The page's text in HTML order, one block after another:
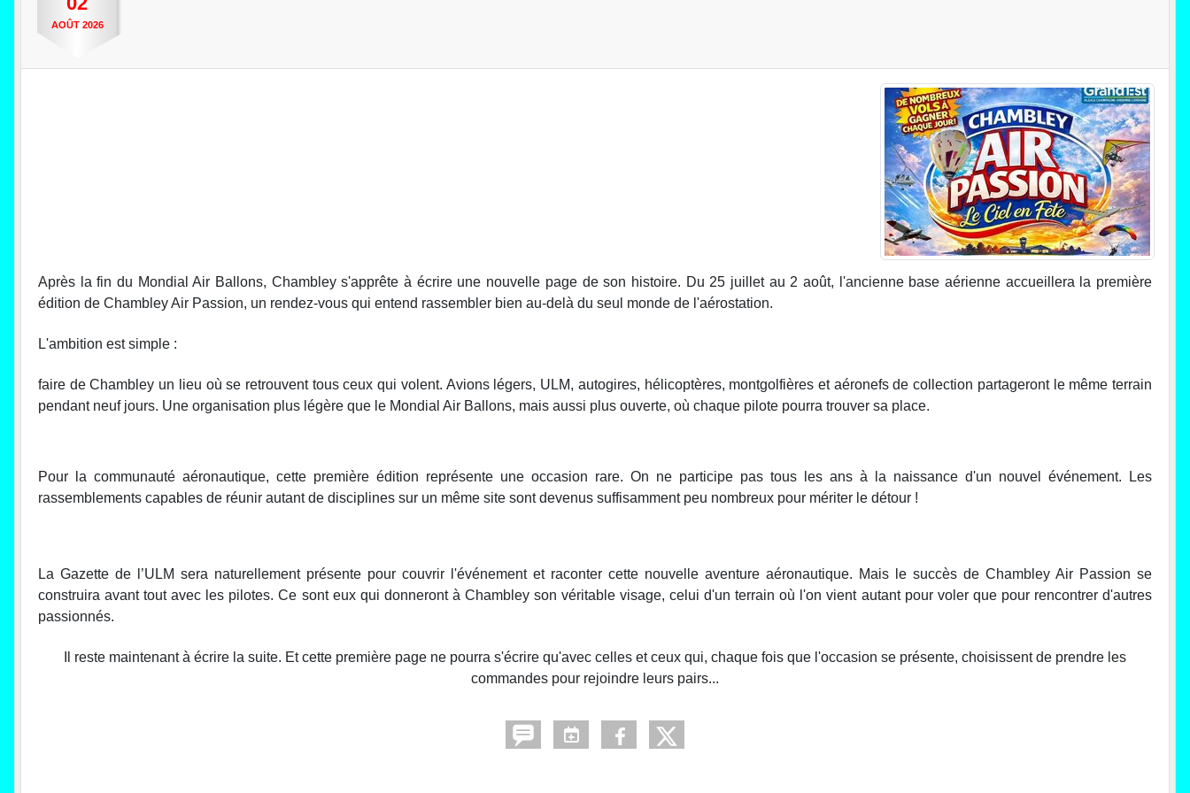
AOÛT 2026
Après la fin du Mondial Air Ballons, Chambley s'apprête à écrire une nouvelle page de son histoire. Du 25 juillet au 2 août, l'ancienne base aérienne accueillera la première
édition de Chambley Air Passion, un rendez-vous qui entend rassembler bien au-delà du seul monde de l'aérostation.
L'ambition est simple :
faire de Chambley un lieu où se retrouvent tous ceux qui volent. Avions légers, ULM, autogires, hélicoptères, montgolfières et aéronefs de collection partageront le même terrain
pendant neuf jours. Une organisation plus légère que le Mondial Air Ballons, mais aussi plus ouverte, où chaque pilote pourra trouver sa place.
Pour la communauté aéronautique, cette première édition représente une occasion rare. On ne participe pas tous les ans à la naissance d'un nouvel événement. Les
rassemblements capables de réunir autant de disciplines sur un même site sont devenus suffisamment peu nombreux pour mériter le détour !
La Gazette de l’ULM sera naturellement présente pour couvrir l'événement et raconter cette nouvelle aventure aéronautique. Mais le succès de Chambley Air Passion se
construira avant tout avec les pilotes. Ce sont eux qui donneront à Chambley son véritable visage, celui d'un terrain où l'on vient autant pour voler que pour rencontrer d'autres
passionnés.
Il reste maintenant à écrire la suite. Et cette première page ne pourra s'écrire qu'avec celles et ceux qui, chaque fois que l'occasion se présente, choisissent de prendre les
commandes pour rejoindre leurs pairs...